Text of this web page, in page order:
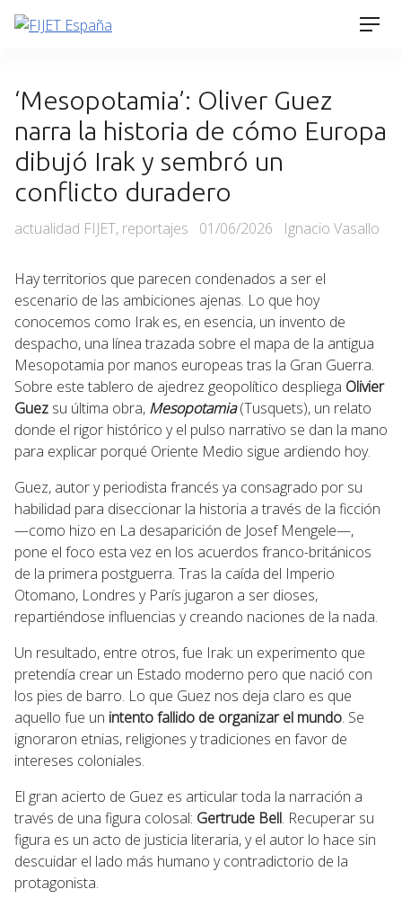
Skip
‘Mesopotamia’: Oliver Guez
narra la historia de cómo Europa
dibujó Irak y sembró un
conflicto duradero
Categories
actualidad FIJET, reportajes
Posted
01/06/2026 Ignacio Vasallo
Hay territorios que parecen condenados a ser el
escenario de las ambiciones ajenas. Lo que hoy
conocemos como Irak es, en esencia, un invento de
despacho, una línea trazada sobre el mapa de la antigua
Mesopotamia por manos europeas tras la Gran Guerra.
Sobre este tablero de ajedrez geopolítico despliega Olivier
Guez su última obra, Mesopotamia(Tusquets), un relato
donde el rigor histórico y el pulso narrativo se dan la mano
para explicar porqué Oriente Medio sigue ardiendo hoy.
Guez, autor y periodista francés ya consagrado por su
habilidad para diseccionar la historia a través de la ficción
—como hizo en La desaparición de Josef Mengele—,
pone el foco esta vez en los acuerdos franco-británicos
de la primera postguerra. Tras la caída del Imperio
Otomano, Londres y París jugaron a ser dioses,
repartiéndose influencias y creando naciones de la nada.
Un resultado, entre otros, fue Irak: un experimento que
pretendía crear un Estado moderno pero que nació con
los pies de barro. Lo que Guez nos deja claro es que
aquello fue un intento fallido de organizar el mundo. Se
ignoraron etnias, religiones y tradiciones en favor de
intereses coloniales.
El gran acierto de Guez es articular toda la narración a
través de una figura colosal: Gertrude Bell. Recuperar su
figura es un acto de justicia literaria, y el autor lo hace sin
descuidar el lado más humano y contradictorio de la
protagonista.